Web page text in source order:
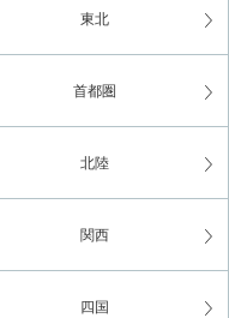
東北
首都圏
北陸
関西
四国